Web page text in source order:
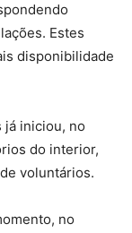
Estes
disponibilidade
já iniciou, no
do interior,
voluntários.
no